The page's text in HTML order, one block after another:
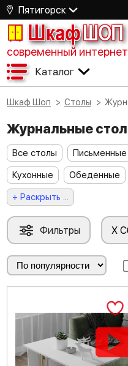
Пятигорск
ШкафШОП
современный
Каталог
Шкаф Шоп Столы
Журнальные
Все столы Письменные
Кухонные
Обеденные
+ Раскрыть ...
Фильтры X